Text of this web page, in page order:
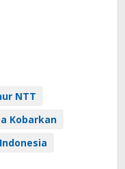
NTT
Kobarkan